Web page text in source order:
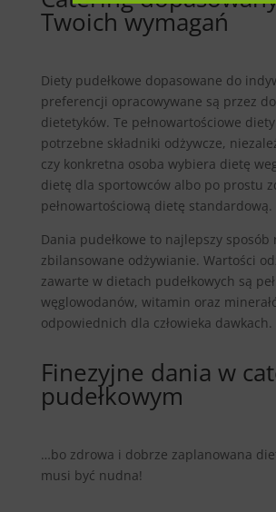
Twoich wymagań
Diety pudełkowe dopasowane do
preferencji opracowywane są przez
dietetyków. Te pełnowartościowe
potrzebne składniki odżywcze,
czy konkretna osoba wybiera dietę
dietę dla sportowców albo po prostu
pełnowartościową dietę standardową.
Dania pudełkowe to najlepszy sposób
zbilansowane odżywianie. Wartości
zawarte w dietach pudełkowych są
węglowodanów, witamin oraz
odpowiednich dla człowieka dawkach.
Finezyjne dania w
pudełkowym
…bo zdrowa i dobrze zaplanowana
musi być nudna!